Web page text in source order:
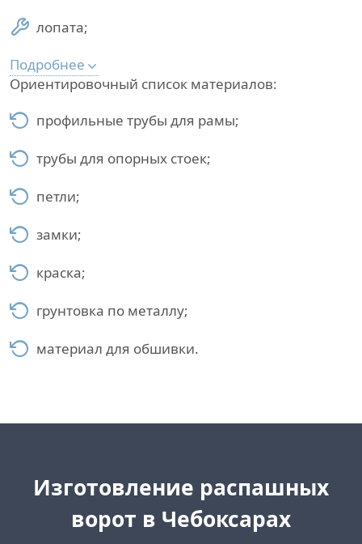
лопата;
Подробнее
Ориентировочный список материалов:
профильные трубы для рамы;
трубы для опорных стоек;
петли;
замки;
краска;
грунтовка по металлу;
материал для обшивки.
Изготовление распашных
ворот в Чебоксарах